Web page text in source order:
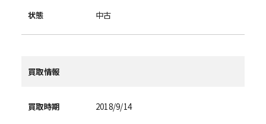
状態 中古
買取情報
買取時期 2018/9/14